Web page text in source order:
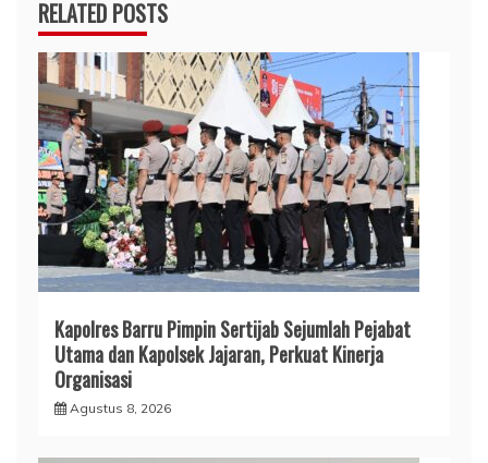
RELATED POSTS
Kapolres Barru Pimpin Sertijab Sejumlah Pejabat
Utama dan Kapolsek Jajaran, Perkuat Kinerja
Organisasi
Agustus 8, 2026